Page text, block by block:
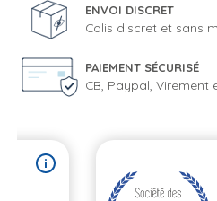
ENVOI DISCRET
Colis discret et sans
PAIEMENT SÉCURISÉ
CB, Paypal, Virement